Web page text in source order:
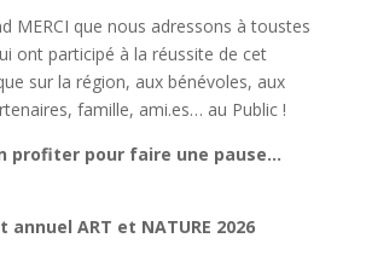
MERCI que nous adressons à toustes
ont participé à la réussite de cet
sur la région, aux bénévoles, aux
famille, ami.es… au Public !
profiter pour faire une pause…
annuel ART et NATURE 2026